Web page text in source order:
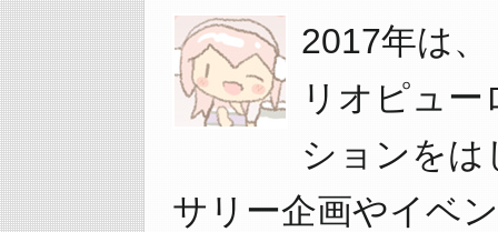
2017年は
リオピュ
ションをは
サリー企画やイベ